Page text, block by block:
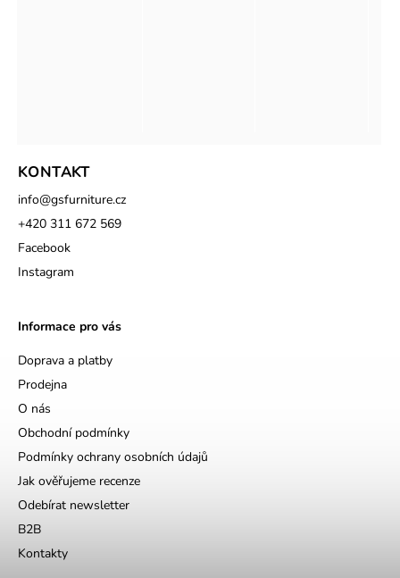
KONTAKT
info@gsfurniture.cz
+420 311 672 569
Facebook
Instagram
Informace pro vás
Doprava a platby
Prodejna
O nás
Obchodní podmínky
Podmínky ochrany osobních údajů
Jak ověřujeme recenze
Odebírat newsletter
B2B
Kontakty